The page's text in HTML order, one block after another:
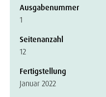
Ausgabenummer
1
Seitenanzahl
12
Fertigstellung
Januar 2022